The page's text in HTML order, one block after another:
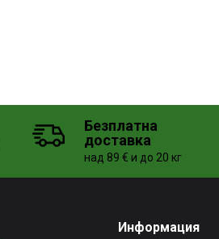
Безплатна
доставка
над 89 € и до 20 кг
Информация